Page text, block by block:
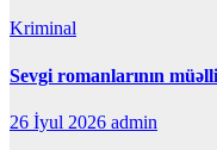
Kriminal
Sevgi romanlarının
26 İyul 2026 admin